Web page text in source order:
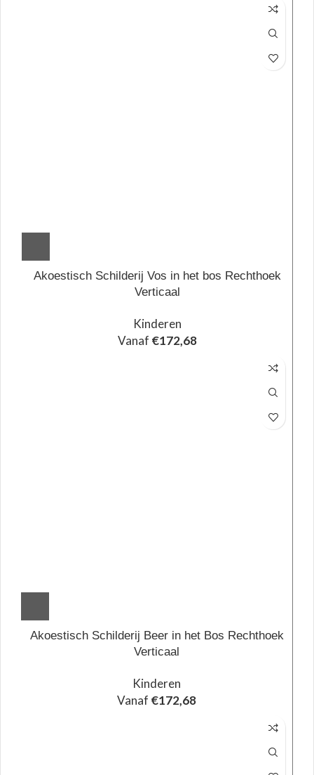
Akoestisch Schilderij Vos in het bos Rechthoek
Verticaal
Kinderen
Vanaf €172,68
Akoestisch Schilderij Beer in het Bos Rechthoek
Verticaal
Kinderen
Vanaf €172,68